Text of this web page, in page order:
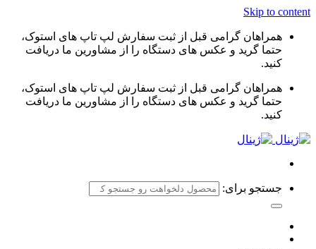
Skip to content
همراهان گرامی قبل از ثبت سفارش لپ تاپ های استوک،
حتما گرید و عکس های دستگاه را از مشاورین ما دریافت
کنید.
همراهان گرامی قبل از ثبت سفارش لپ تاپ های استوک،
حتما گرید و عکس های دستگاه را از مشاورین ما دریافت
کنید.
جستجو برای: